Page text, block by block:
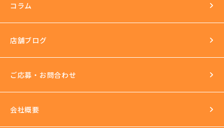
完全個室
スタッフ研修
セクハラ根絶
コラム
店舗ブログ
ご応募・お問合わせ
会社概要